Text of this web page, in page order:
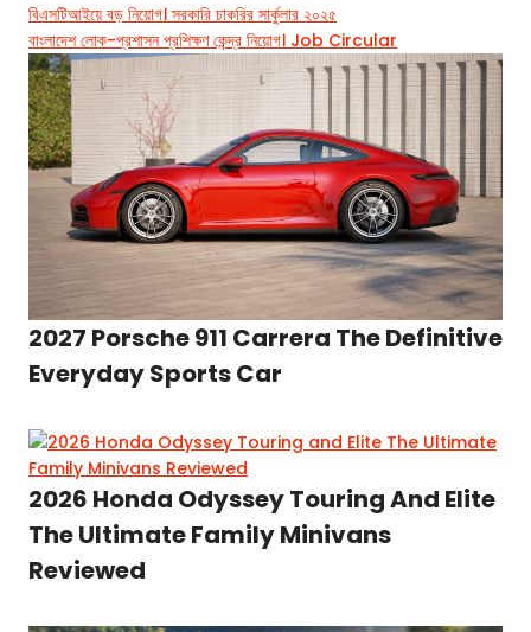
বিএসটিআইয়ে বড় নিয়োগ। সরকারি চাকরির সার্কুলার ২০২৫
বাংলাদেশ লোক-প্রশাসন প্রশিক্ষণ কেন্দ্র নিয়োগ। Job Circular
2027 Porsche 911 Carrera The Definitive
Everyday Sports Car
2026 Honda Odyssey Touring And Elite
The Ultimate Family Minivans
Reviewed